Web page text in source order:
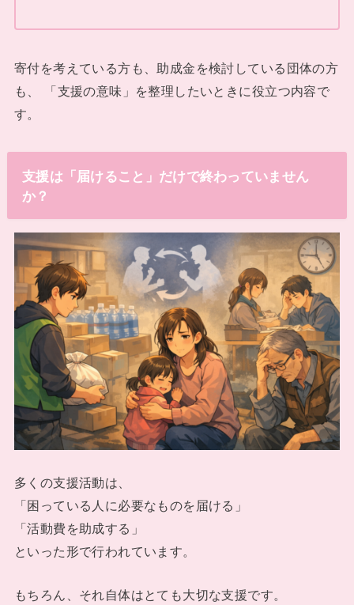
寄付を考えている方も、助成金を検討している団体の方
も、 「支援の意味」を整理したいときに役立つ内容で
す。
支援は「届けること」だけで終わっていません
か？
多くの支援活動は、
「困っている人に必要なものを届ける」
「活動費を助成する」
といった形で行われています。
もちろん、それ自体はとても大切な支援です。